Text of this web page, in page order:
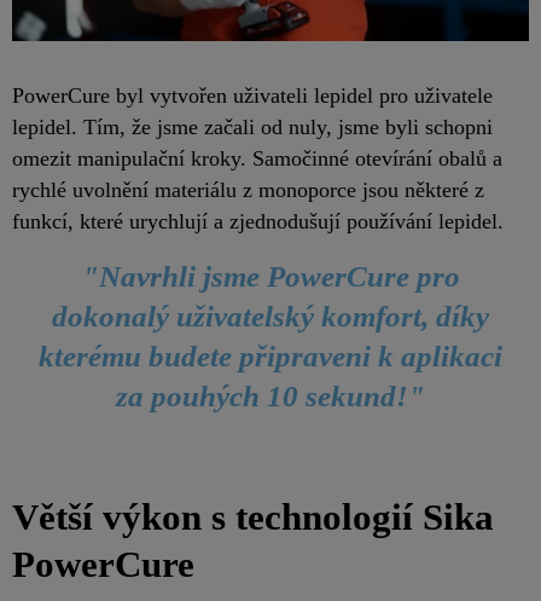
PowerCure byl vytvořen uživateli lepidel pro uživatele
lepidel. Tím, že jsme začali od nuly, jsme byli schopni
omezit manipulační kroky. Samočinné otevírání obalů a
rychlé uvolnění materiálu z monoporce jsou některé z
funkcí, které urychlují a zjednodušují používání lepidel.
"Navrhli jsme PowerCure pro
dokonalý uživatelský komfort, díky
kterému budete připraveni k aplikaci
za pouhých 10 sekund!"
Větší výkon s technologií Sika
PowerCure